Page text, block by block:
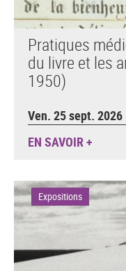
Pratiques
du livre et les
1950)
Ven. 25 sept. 2026
EN SAVOIR +
Expositions